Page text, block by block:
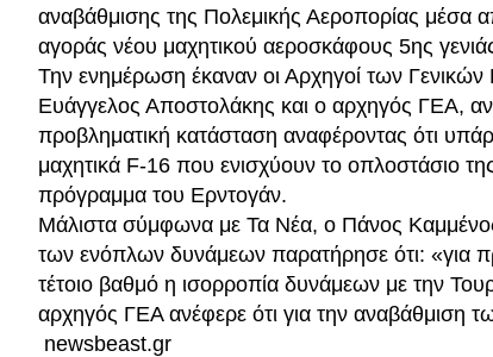
αναβάθμισης της Πολεμικής Αεροπορίας μέσα
αγοράς νέου μαχητικού αεροσκάφους 5ης
Την ενημέρωση έκαναν οι Αρχηγοί των
Ευάγγελος Αποστολάκης και ο αρχηγός ΓΕΑ,
προβληματική κατάσταση αναφέροντας ότι
μαχητικά F-16 που ενισχύουν το οπλοστάσιο
πρόγραμμα του Ερντογάν.
Μάλιστα σύμφωνα με Τα Νέα, ο Πάνος
των ενόπλων δυνάμεων παρατήρησε ότι: «για
τέτοιο βαθμό η ισορροπία δυνάμεων με την
αρχηγός ΓΕΑ ανέφερε ότι για την αναβάθμιση
newsbeast.gr